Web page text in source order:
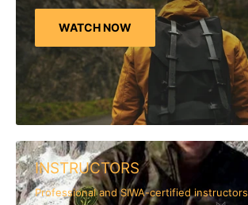
WATCH NOW
INSTRUCTORS
Professional and SIWA-certified instructors